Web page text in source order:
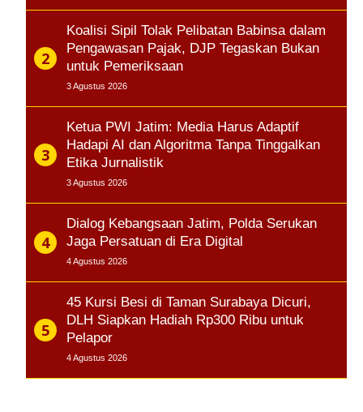
Koalisi Sipil Tolak Pelibatan Babinsa dalam
Pengawasan Pajak, DJP Tegaskan Bukan
untuk Pemeriksaan
3 Agustus 2026
Ketua PWI Jatim: Media Harus Adaptif
Hadapi AI dan Algoritma Tanpa Tinggalkan
Etika Jurnalistik
3 Agustus 2026
Dialog Kebangsaan Jatim, Polda Serukan
Jaga Persatuan di Era Digital
4 Agustus 2026
45 Kursi Besi di Taman Surabaya Dicuri,
DLH Siapkan Hadiah Rp300 Ribu untuk
Pelapor
4 Agustus 2026